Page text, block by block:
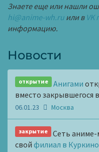
Знаете еще или нашли
hi@anime-wh.ru или в VK
информацию.
Новости
открытие Анигами
вместо закрывшегося
06.01.23
Москва
закрытие
Сеть аниме-
свой филиал в Куркино